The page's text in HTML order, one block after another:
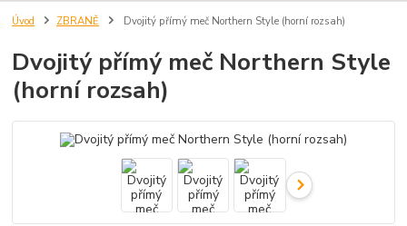
Úvod ZBRANĚ Dvojitý přímý meč Northern Style (horní rozsah)
Dvojitý přímý meč Northern Style
(horní rozsah)